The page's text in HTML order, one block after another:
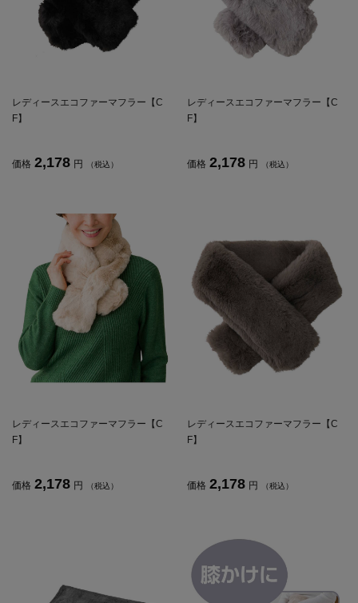
レディースエコファーマフラー【C
F】
価格 2,178 円 （税込）
レディースエコファーマフラー【C
F】
価格 2,178 円 （税込）
レディースエコファーマフラー【C
F】
価格 2,178 円 （税込）
レディースエコファーマフラー【C
F】
価格 2,178 円 （税込）